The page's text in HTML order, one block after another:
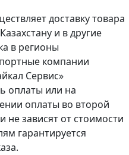
доставку товара
и в другие
в регионы
компании
Сервис»
оплаты или на
оплаты во второй
не зависят от стоимости
гарантируется